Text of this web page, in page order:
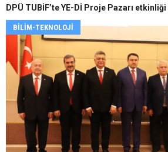
DPÜ TUBİF’te YE-Dİ Proje Pazarı etkinliği
BILIM-TEKNOLOJI